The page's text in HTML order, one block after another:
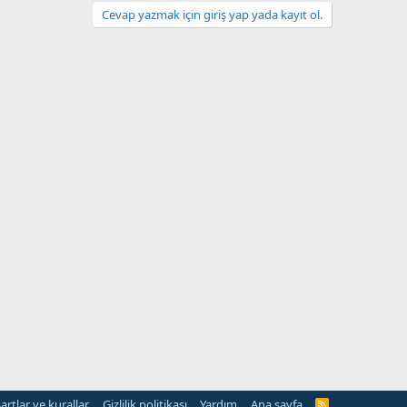
Cevap yazmak için giriş yap yada kayıt ol.
R